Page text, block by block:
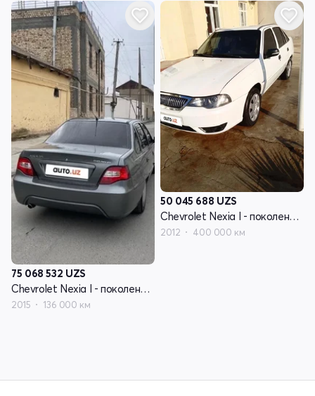
75 068 532 UZS
Chevrolet Nexia I - поколение рестайлинг
2015 136 000 км
50 045 688 UZS
Chevrolet Nexia I - поколение рестайлинг
2012 400 000 км